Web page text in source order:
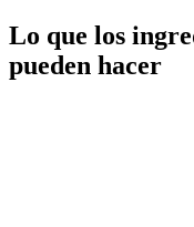
Lo que los
pueden hacer